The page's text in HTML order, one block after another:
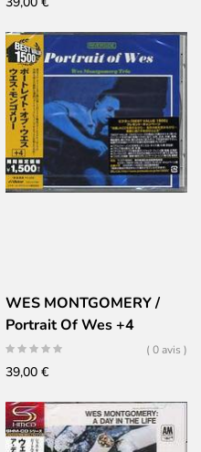
WES MONTGOMERY /
Portrait Of Wes +4
( 0 avis )
39,00 €